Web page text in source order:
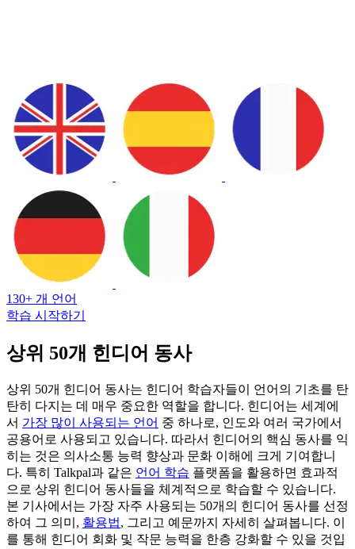
130+ 개 언어
학습 시작하기
상위 50개 힌디어 동사
상위 50개 힌디어 동사는 힌디어 학습자들이 언어의 기초를 탄
탄히 다지는 데 매우 중요한 역할을 합니다. 힌디어는 세계에
서 가장 많이 사용되는 언어 중 하나로, 인도와 여러 국가에서
공용어로 사용되고 있습니다. 따라서 힌디어의 핵심 동사를 익
히는 것은 의사소통 능력 향상과 문화 이해에 크게 기여합니
다. 특히 Talkpal과 같은 언어 학습 플랫폼을 활용하면 효과적
으로 상위 힌디어 동사들을 체계적으로 학습할 수 있습니다.
본 기사에서는 가장 자주 사용되는 50개의 힌디어 동사를 선정
하여 그 의미, 활용법, 그리고 예문까지 자세히 살펴봅니다. 이
를 통해 힌디어 회화 및 작문 능력을 한층 강화할 수 있을 것입